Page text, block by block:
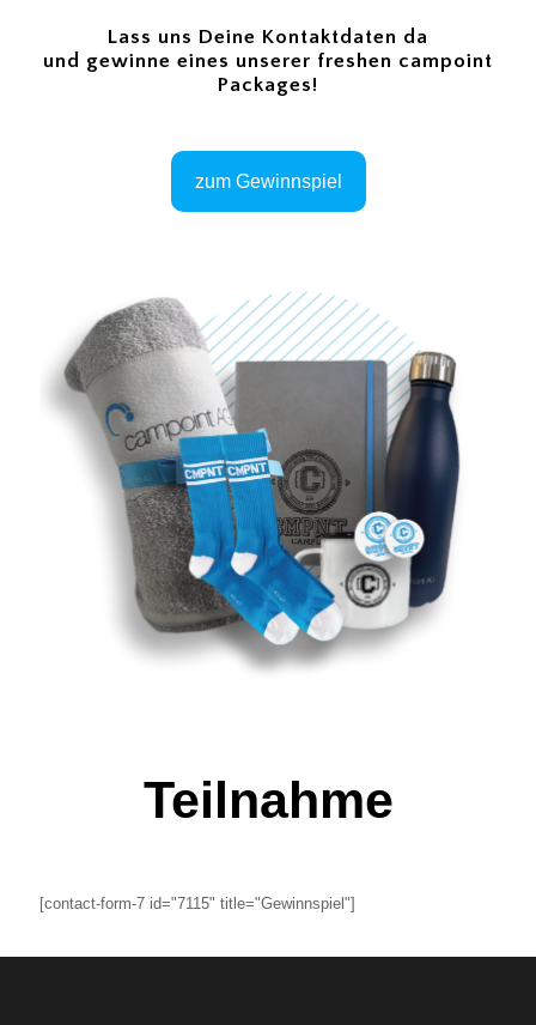
Lass uns Deine Kontaktdaten da
und gewinne eines unserer freshen campoint
Packages!
zum Gewinnspiel
Teilnahme
[contact-form-7 id="7115" title="Gewinnspiel"]